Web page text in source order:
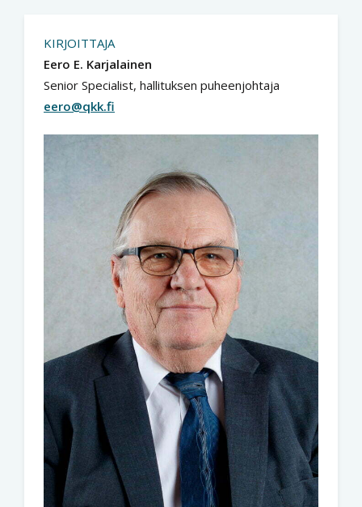
KIRJOITTAJA
Eero E. Karjalainen
Senior Specialist, hallituksen puheenjohtaja
eero@qkk.fi